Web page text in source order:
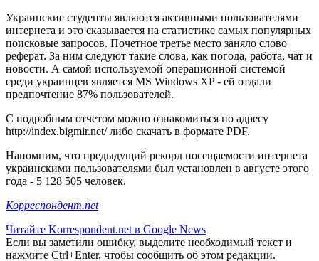
Украинские студенты являются активными пользователями
интернета и это сказывается на статистике самых популярных
поисковые запросов. Почетное третье место заняло слово
реферат. За ним следуют такие слова, как погода, работа, чат и
новости. А самой используемой операционной системой
среди украинцев является MS Windows XP - ей отдали
предпочтение 87% пользователей.
С подробным отчетом можно ознакомиться по адресу
http://index.bigmir.net/ либо скачать в формате PDF.
Напомним, что предыдущий рекорд посещаемости интернета
украинскими пользователями был установлен в августе этого
года - 5 128 505 человек.
Корреспондент.net
Читайте Korrespondent.net в Google News
Если вы заметили ошибку, выделите необходимый текст и
нажмите Ctrl+Enter, чтобы сообщить об этом редакции.